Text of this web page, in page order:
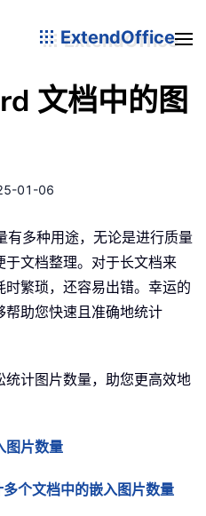
ExtendOffice
文档中的图
01-06
多种用途，无论是进行质量
文档整理。对于长文档来
繁琐，还容易出错。幸运的
帮助您快速且准确地统计
计图片数量，助您更高效地
图片数量
个文档中的嵌入图片数量